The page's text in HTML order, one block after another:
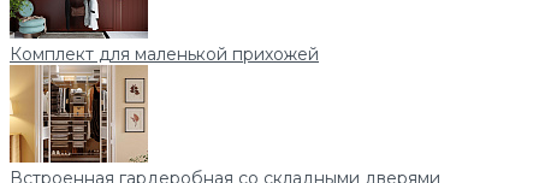
Комплект для маленькой прихожей
Встроенная гардеробная со складными дверями